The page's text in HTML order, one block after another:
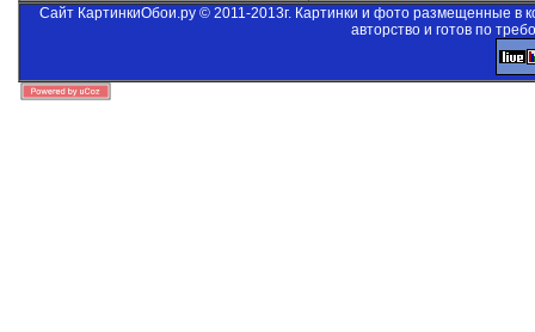
Сайт КартинкиОбои.ру © 2011-2013г. Картинки и фото размещенные в
авторство и готов по